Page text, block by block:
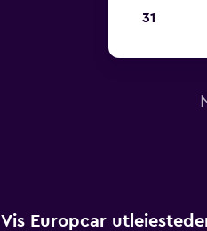
Vis Europcar
31